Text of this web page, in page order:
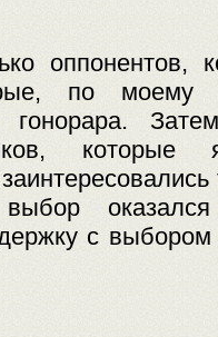
оппонентов,
по моему
гонорара.
которые
выбор
с выбором